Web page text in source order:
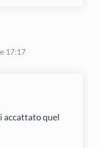
17:17
accattato quel